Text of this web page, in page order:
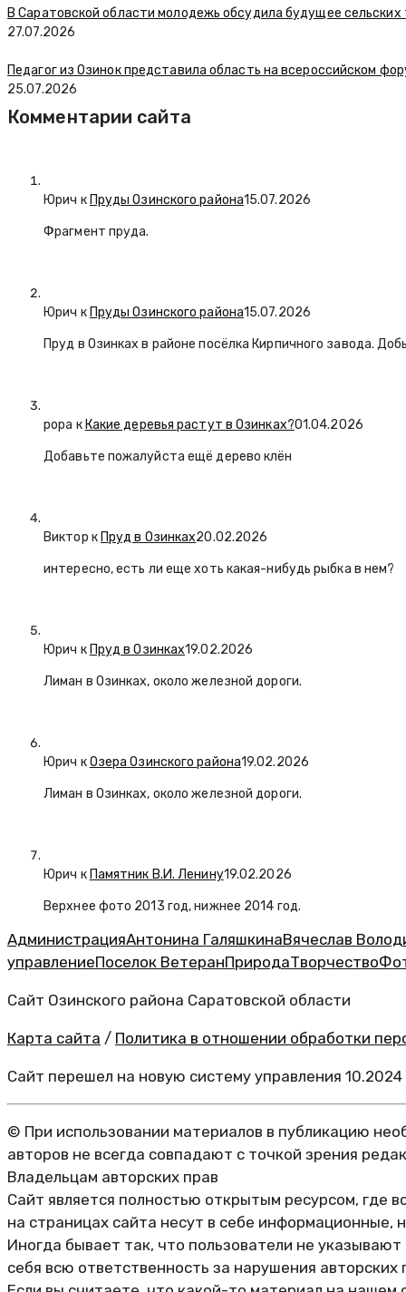
В Саратовской области молодежь обсудила будущее сельских
27.07.2026
Педагог из Озинок представила область на всероссийском
25.07.2026
Комментарии сайта
Юрич к Пруды Озинского района15.07.2026
Фрагмент пруда.
Юрич к Пруды Озинского района15.07.2026
Пруд в Озинках в районе посёлка Кирпичного завода.
popa к Какие деревья растут в Озинках?01.04.2026
Добавьте пожалуйста ещё дерево клён
Виктор к Пруд в Озинках20.02.2026
интересно, есть ли еще хоть какая-нибудь рыбка в нем?
Юрич к Пруд в Озинках19.02.2026
Лиман в Озинках, около железной дороги.
Юрич кОзера Озинского района19.02.2026
Лиман в Озинках, около железной дороги.
Юрич к Памятник В.И. Ленину19.02.2026
Верхнее фото 2013 год, нижнее 2014 год.
АдминистрацияАнтонина ГаляшкинаВячеслав
управлениеПоселок ВетеранПриродаТворчество
Сайт Озинского района Саратовской области
Карта сайта / Политика в отношении обработки
Сайт перешел на новую систему управления 10.2024
© При использовании материалов в публикацию
авторов не всегда совпадают с точкой зрения
Владельцам авторских прав
Сайт является полностью открытым ресурсом, где
на страницах сайта несут в себе информационные,
Иногда бывает так, что пользователи не
себя всю ответственность за нарушения авторских